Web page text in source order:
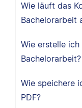
Wie läuft das
Bachelorarbeit
Wie erstelle
Bachelorarbeit?
Wie speichere
PDF?